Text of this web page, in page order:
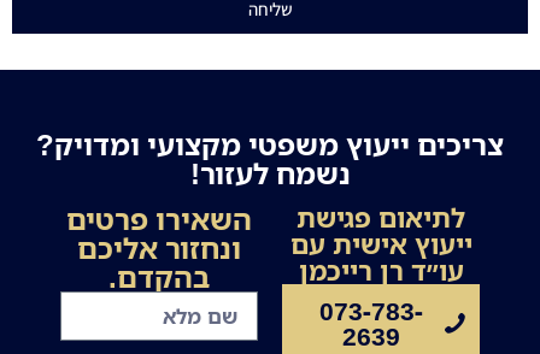
שליחה
צריכים ייעוץ משפטי מקצועי ומדויק?
נשמח לעזור!
לתיאום פגישת
ייעוץ אישית עם
עו״ד רן רייכמן
073-783-
2639
השאירו פרטים
ונחזור אליכם
בהקדם.